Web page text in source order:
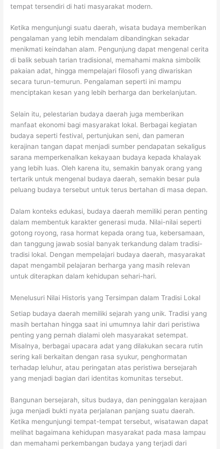
tempat tersendiri di hati masyarakat modern.
Ketika mengunjungi suatu daerah, wisata budaya memberikan
pengalaman yang lebih mendalam dibandingkan sekadar
menikmati keindahan alam. Pengunjung dapat mengenal cerita
di balik sebuah tarian tradisional, memahami makna simbolik
pakaian adat, hingga mempelajari filosofi yang diwariskan
secara turun-temurun. Pengalaman seperti ini mampu
menciptakan kesan yang lebih berharga dan berkelanjutan.
Selain itu, pelestarian budaya daerah juga memberikan
manfaat ekonomi bagi masyarakat lokal. Berbagai kegiatan
budaya seperti festival, pertunjukan seni, dan pameran
kerajinan tangan dapat menjadi sumber pendapatan sekaligus
sarana memperkenalkan kekayaan budaya kepada khalayak
yang lebih luas. Oleh karena itu, semakin banyak orang yang
tertarik untuk mengenal budaya daerah, semakin besar pula
peluang budaya tersebut untuk terus bertahan di masa depan.
Dalam konteks edukasi, budaya daerah memiliki peran penting
dalam membentuk karakter generasi muda. Nilai-nilai seperti
gotong royong, rasa hormat kepada orang tua, kebersamaan,
dan tanggung jawab sosial banyak terkandung dalam tradisi-
tradisi lokal. Dengan mempelajari budaya daerah, masyarakat
dapat mengambil pelajaran berharga yang masih relevan
untuk diterapkan dalam kehidupan sehari-hari.
Menelusuri Nilai Historis yang Tersimpan dalam Tradisi Lokal
Setiap budaya daerah memiliki sejarah yang unik. Tradisi yang
masih bertahan hingga saat ini umumnya lahir dari peristiwa
penting yang pernah dialami oleh masyarakat setempat.
Misalnya, berbagai upacara adat yang dilakukan secara rutin
sering kali berkaitan dengan rasa syukur, penghormatan
terhadap leluhur, atau peringatan atas peristiwa bersejarah
yang menjadi bagian dari identitas komunitas tersebut.
Bangunan bersejarah, situs budaya, dan peninggalan kerajaan
juga menjadi bukti nyata perjalanan panjang suatu daerah.
Ketika mengunjungi tempat-tempat tersebut, wisatawan dapat
melihat bagaimana kehidupan masyarakat pada masa lampau
dan memahami perkembangan budaya yang terjadi dari